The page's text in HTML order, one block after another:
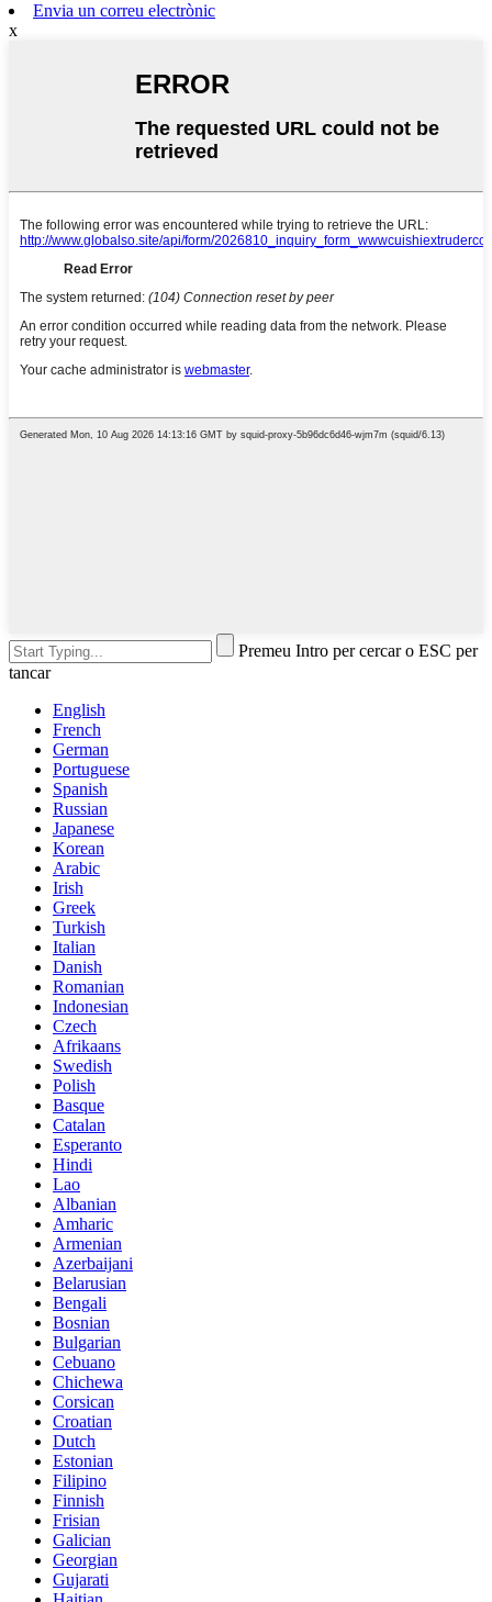
Envia un correu electrònic
x
Premeu Intro per cercar o ESC per
tancar
English
French
German
Portuguese
Spanish
Russian
Japanese
Korean
Arabic
Irish
Greek
Turkish
Italian
Danish
Romanian
Indonesian
Czech
Afrikaans
Swedish
Polish
Basque
Catalan
Esperanto
Hindi
Lao
Albanian
Amharic
Armenian
Azerbaijani
Belarusian
Bengali
Bosnian
Bulgarian
Cebuano
Chichewa
Corsican
Croatian
Dutch
Estonian
Filipino
Finnish
Frisian
Galician
Georgian
Gujarati